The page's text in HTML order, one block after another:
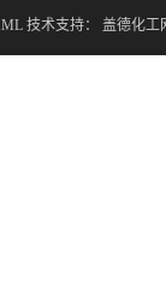
技术支持： 盖德化工